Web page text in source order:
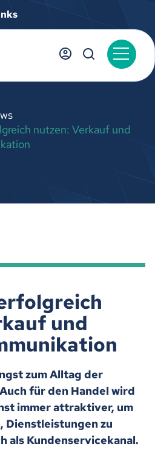
nutzen: Verkauf und
und
zum Alltag der
für den Handel wird
immer attraktiver, um
Dienstleistungen zu
als Kundenservicekanal.